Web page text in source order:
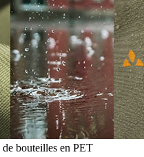
bouteilles en PET